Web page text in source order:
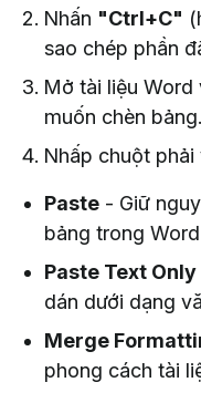
Nhấn "Ctrl+C"
sao chép phần
Mở tài liệu
muốn chèn bảng.
Nhấp chuột
Paste - Giữ
bảng trong Word
Paste Text Only
dán dưới dạng
Merge
phong cách tài